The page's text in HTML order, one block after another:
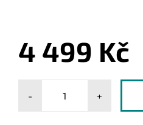
4 499 Kč
- +